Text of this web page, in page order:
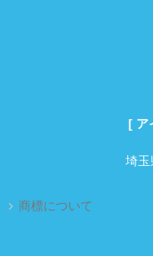
[ ア
埼玉
商標について